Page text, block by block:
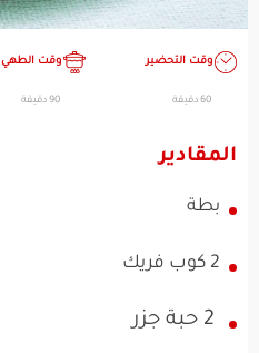
وقت التحضير
60 دقيقة
وقت الطهي
90 دقيقة
المقادير
بطة
2 كوب فريك
2 حبة جزر